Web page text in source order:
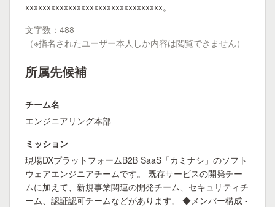
xxxxxxxxxxxxxxxxxxxxxxxxxxxxxxxx。
文字数：488
（※指名されたユーザー本人しか内容は閲覧できません）
所属先候補
チーム名
エンジニアリング本部
ミッション
現場DXプラットフォームB2B SaaS「カミナシ」のソフト
ウェアエンジニアチームです。 既存サービスの開発チー
ムに加えて、新規事業関連の開発チーム、セキュリティチ
ーム、認証認可チームなどがあります。 ◆メンバー構成 -